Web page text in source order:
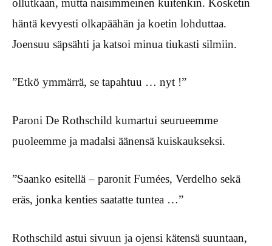
ollutkaan, mutta naisimmeinen kuitenkin. Kosketin
häntä kevyesti olkapäähän ja koetin lohduttaa.
Joensuu säpsähti ja katsoi minua tiukasti silmiin.
”Etkö ymmärrä, se tapahtuu … nyt !”
Paroni De Rothschild kumartui seurueemme
puoleemme ja madalsi äänensä kuiskaukseksi.
”Saanko esitellä – paronit Fumées, Verdelho sekä
eräs, jonka kenties saatatte tuntea …”
Rothschild astui sivuun ja ojensi kätensä suuntaan,